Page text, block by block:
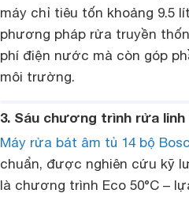
máy chỉ tiêu tốn khoảng 9.5
phương pháp rửa truyền
phí điện nước mà còn góp
môi trường.
3. Sáu chương trình rửa
Máy rửa bát âm tủ 14 bộ
chuẩn, được nghiên cứu kỹ
là chương trình Eco 50°C –